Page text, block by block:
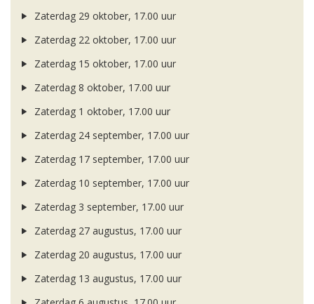
Zaterdag 29 oktober, 17.00 uur
Zaterdag 22 oktober, 17.00 uur
Zaterdag 15 oktober, 17.00 uur
Zaterdag 8 oktober, 17.00 uur
Zaterdag 1 oktober, 17.00 uur
Zaterdag 24 september, 17.00 uur
Zaterdag 17 september, 17.00 uur
Zaterdag 10 september, 17.00 uur
Zaterdag 3 september, 17.00 uur
Zaterdag 27 augustus, 17.00 uur
Zaterdag 20 augustus, 17.00 uur
Zaterdag 13 augustus, 17.00 uur